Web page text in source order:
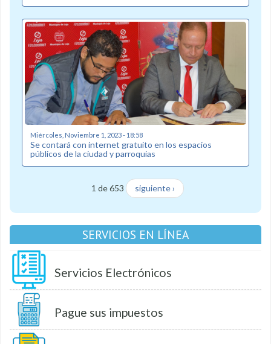
Miércoles, Noviembre 1, 2023 - 18:58
Se contará con internet gratuito en los espacios
públicos de la ciudad y parroquias
1 de 653 siguiente ›
SERVICIOS EN LÍNEA
Servicios Electrónicos
Pague sus impuestos